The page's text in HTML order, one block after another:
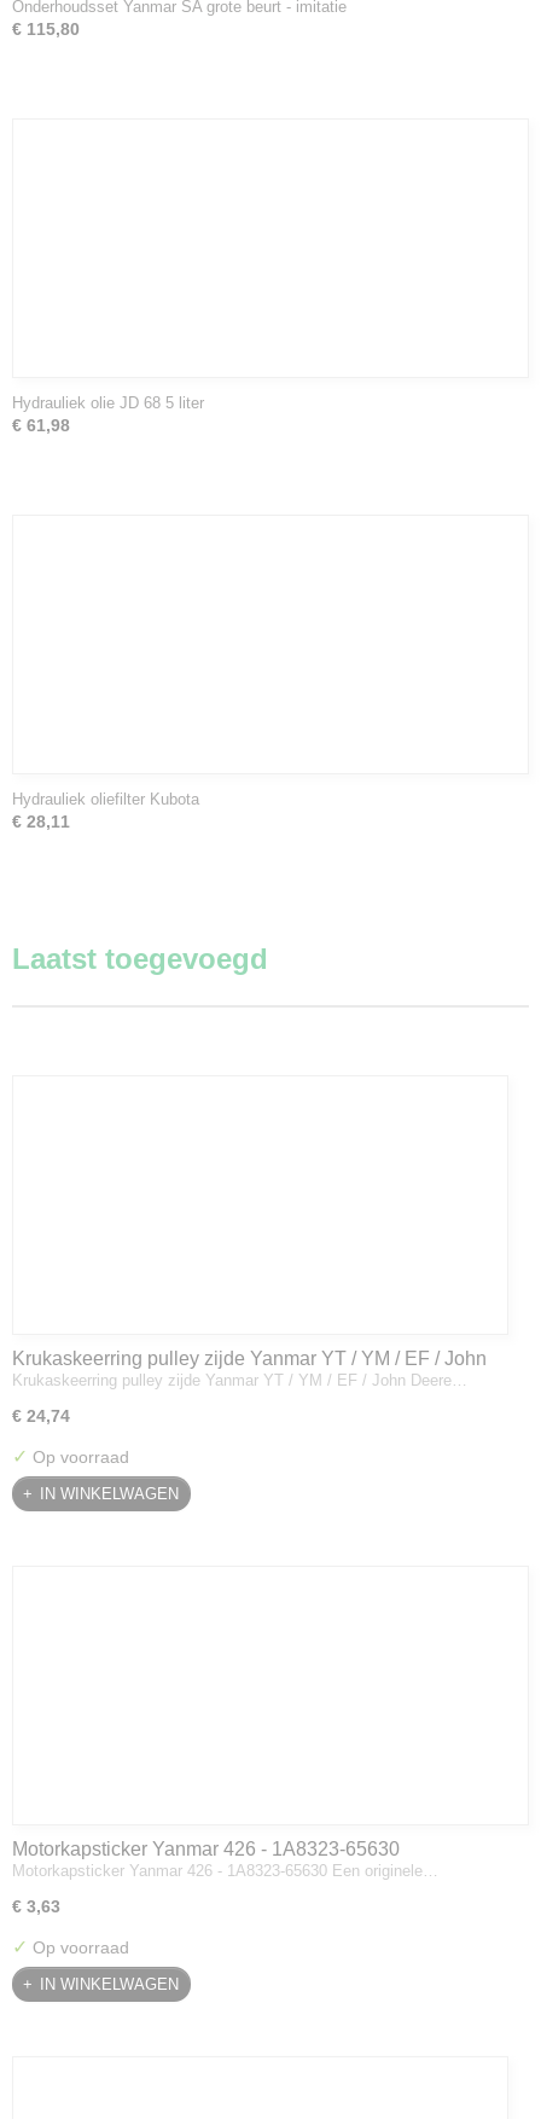
Onderhoudsset Yanmar SA grote beurt - imitatie
€ 115,80
Hydrauliek olie JD 68 5 liter
€ 61,98
Hydrauliek oliefilter Kubota
€ 28,11
Laatst toegevoegd
Krukaskeerring pulley zijde Yanmar YT / YM / EF / John
Deere - 119934-01800
Krukaskeerring pulley zijde Yanmar YT / YM / EF / John Deere…
€ 24,74
✓ Op voorraad
IN WINKELWAGEN
Motorkapsticker Yanmar 426 - 1A8323-65630
Motorkapsticker Yanmar 426 - 1A8323-65630 Een originele…
€ 3,63
✓ Op voorraad
IN WINKELWAGEN